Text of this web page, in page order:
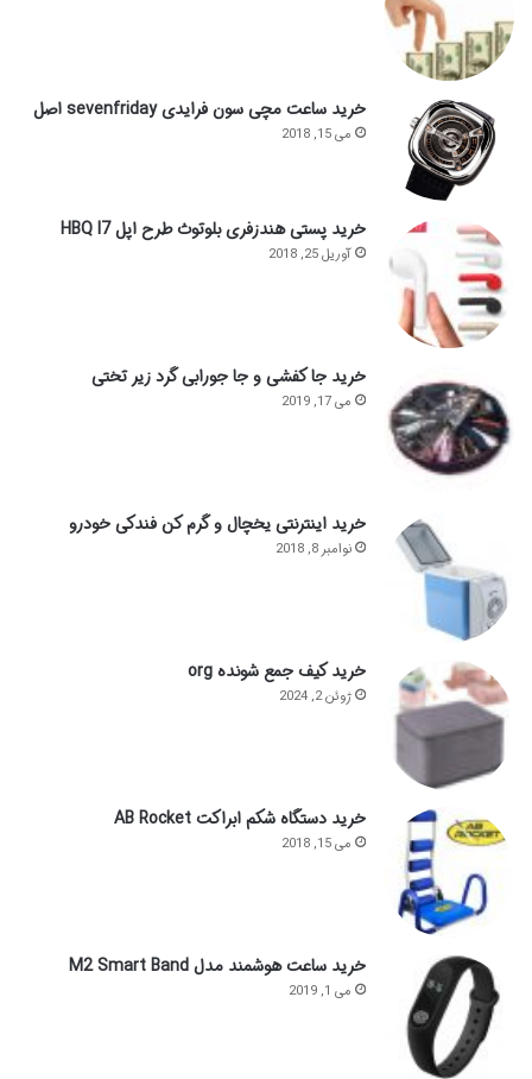
خرید ساعت مچی سون فرایدی sevenfriday اصل
می 15, 2018
خرید پستی هندزفری بلوتوث طرح اپل HBQ I7
آوریل 25, 2018
خرید جا کفشی و جا جورابی گرد زیر تختی
می 17, 2019
خرید اینترنتی یخچال و گرم کن فندکی خودرو
نوامبر 8, 2018
خرید کیف جمع شونده org
ژوئن 2, 2024
خرید دستگاه شکم ابراکت AB Rocket
می 15, 2018
خرید ساعت هوشمند مدل M2 Smart Band
می 1, 2019